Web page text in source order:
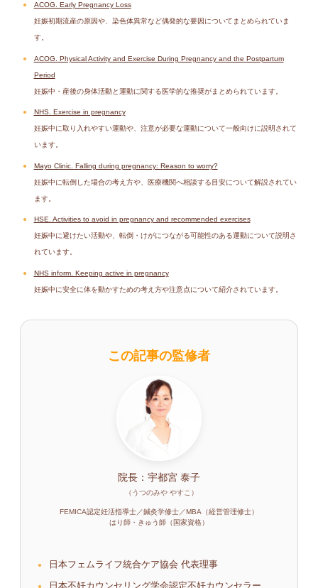
ACOG. Early Pregnancy Loss
妊娠初期流産の原因や、染色体異常など偶発的な要因についてまとめられていま
す。
ACOG. Physical Activity and Exercise During Pregnancy and the Postpartum
Period
妊娠中・産後の身体活動と運動に関する医学的な推奨がまとめられています。
NHS. Exercise in pregnancy
妊娠中に取り入れやすい運動や、注意が必要な運動について一般向けに説明されて
います。
Mayo Clinic. Falling during pregnancy: Reason to worry?
妊娠中に転倒した場合の考え方や、医療機関へ相談する目安について解説されてい
ます。
HSE. Activities to avoid in pregnancy and recommended exercises
妊娠中に避けたい活動や、転倒・けがにつながる可能性のある運動について説明さ
れています。
NHS inform. Keeping active in pregnancy
妊娠中に安全に体を動かすための考え方や注意点について紹介されています。
この記事の監修者
院長：宇都宮 泰子
（うつのみや やすこ）
FEMICA認定妊活指導士／鍼灸学修士／MBA（経営管理修士）
はり師・きゅう師（国家資格）
日本フェムライフ統合ケア協会 代表理事
日本不妊カウンセリング学会認定不妊カウンセラー